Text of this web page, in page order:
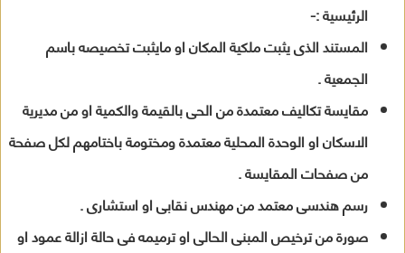
الرئيسية :-
المستند الذى يثبت ملكية المكان او مايثبت تخصيصه باسم
الجمعية .
مقايسة تكاليف معتمدة من الحى بالقيمة والكمية او من مديرية
الاسكان او الوحدة المحلية معتمدة ومختومة باختامهم لكل صفحة
من صفحات المقايسة .
رسم هندسى معتمد من مهندس نقابى او استشارى .
صورة من ترخيص المبنى الحالى او ترميمه فى حالة ازالة عمود او